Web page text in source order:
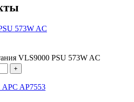
573W AC
VLS9000 PSU 573W AC
+
APC AP7553